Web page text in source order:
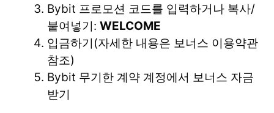
Bybit 프로모션 코드를 입력하거나 복사/
붙여넣기: WELCOME
입금하기(자세한 내용은 보너스 이용약관
참조)
Bybit 무기한 계약 계정에서 보너스 자금
받기